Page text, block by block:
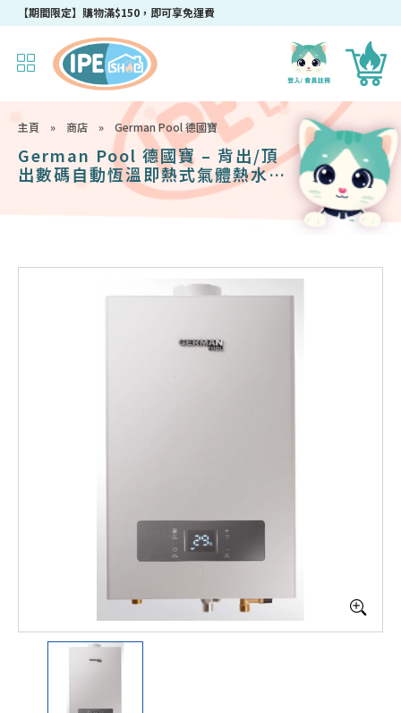
成為IPEshop會員，新會員即可獲得迎新$50購物優惠碼！
主頁 » 商店 » German Pool 德國寶
German Pool 德國寶 – 背出/頂
出數碼自動恆溫即熱式氣體熱水器
GPS313-TG (B/U)(煤氣)